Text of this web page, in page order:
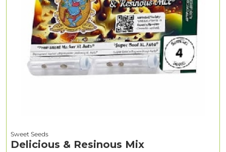
Sweet Seeds
Delicious & Resinous Mix